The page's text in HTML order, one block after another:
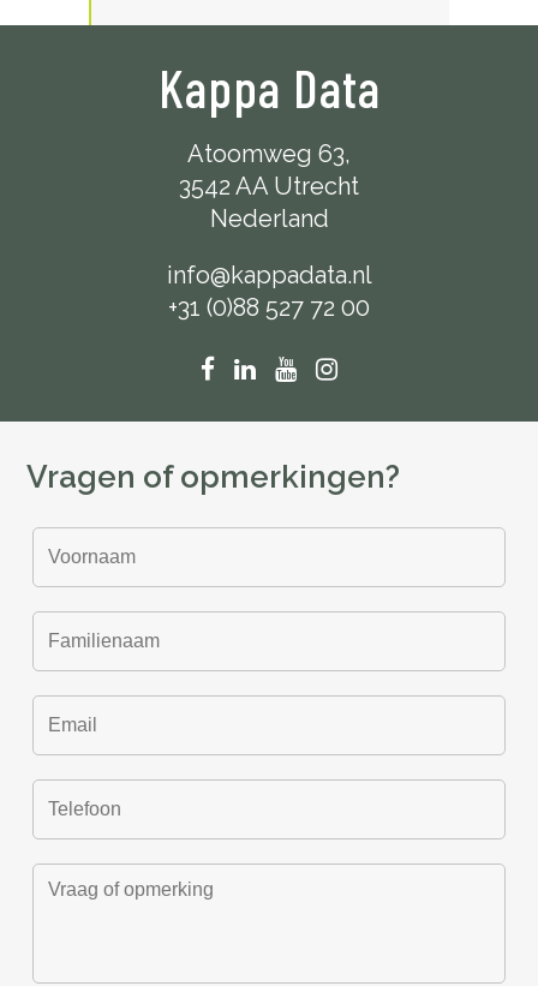
Kappa Data
Atoomweg 63,
3542 AA Utrecht
Nederland
info@kappadata.nl
+31 (0)88 527 72 00
Vragen of opmerkingen?